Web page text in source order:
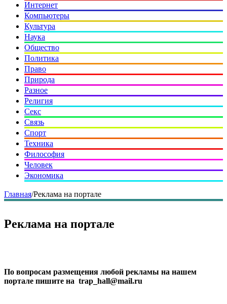
Интернет
Компьютеры
Культура
Наука
Общество
Политика
Право
Природа
Разное
Религия
Секс
Связь
Спорт
Техника
Философия
Человек
Экономика
Главная/Реклама на портале
Реклама на портале
По вопросам размещения любой рекламы на нашем
портале пишите на trap_hall@mail.ru